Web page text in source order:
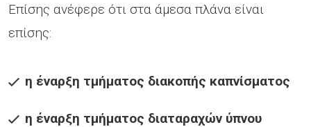
Επίσης ανέφερε ότι στα άμεσα πλάνα είναι
επίσης:
η έναρξη τμήματος διακοπής καπνίσματος
η έναρξη τμήματος διαταραχών ύπνου